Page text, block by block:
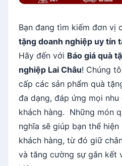
Bạn đang tìm kiếm đơn vị
tặng doanh nghiệp uy tín
Hãy đến với Báo giá quà
nghiệp Lai Châu! Chúng
cấp các sản phẩm quà
đa dạng, đáp ứng mọi nhu
khách hàng. Những món
nghĩa sẽ giúp bạn thể
khách hàng, từ đó giữ
và tăng cường sự gắn kết